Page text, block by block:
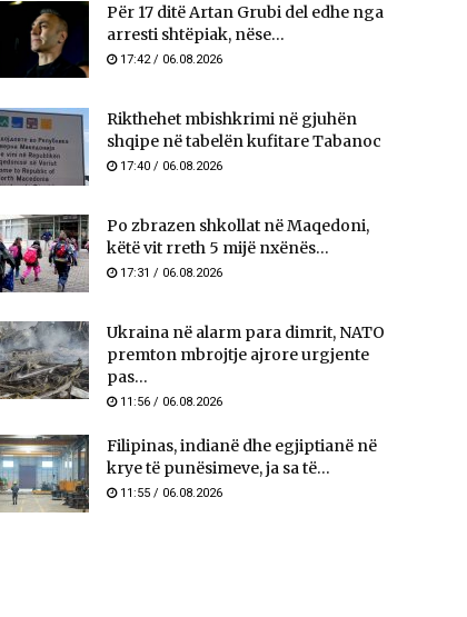
Për 17 ditë Artan Grubi del edhe nga
arresti shtëpiak, nëse...
17:42 / 06.08.2026
Rikthehet mbishkrimi në gjuhën
shqipe në tabelën kufitare Tabanoc
17:40 / 06.08.2026
Po zbrazen shkollat në Maqedoni,
këtë vit rreth 5 mijë nxënës...
17:31 / 06.08.2026
Ukraina në alarm para dimrit, NATO
premton mbrojtje ajrore urgjente
pas...
11:56 / 06.08.2026
Filipinas, indianë dhe egjiptianë në
krye të punësimeve, ja sa të...
11:55 / 06.08.2026